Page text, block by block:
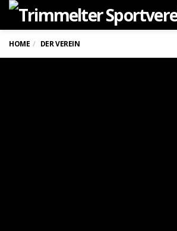
HOME DER VEREIN